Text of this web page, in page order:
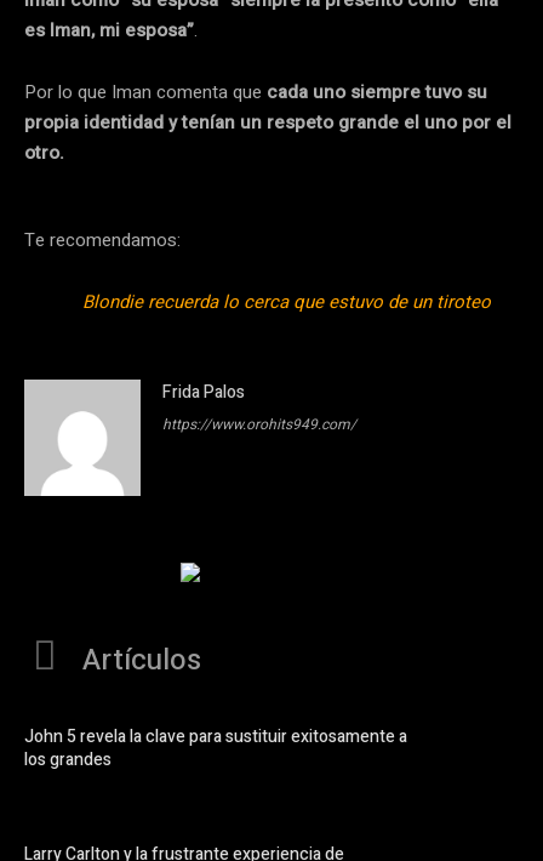
es Iman, mi esposa”.
Por lo que Iman comenta que cada uno siempre tuvo su
propia identidad y tenían un respeto grande el uno por el
otro.
Te recomendamos:
Blondie recuerda lo cerca que estuvo de un tiroteo
Frida Palos
https://www.orohits949.com/
Artículos
John 5 revela la clave para sustituir exitosamente a
los grandes
Larry Carlton y la frustrante experiencia de